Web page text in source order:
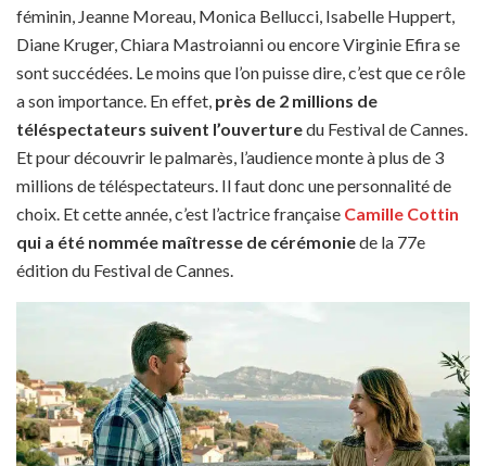
féminin, Jeanne Moreau, Monica Bellucci, Isabelle Huppert,
Diane Kruger, Chiara Mastroianni ou encore Virginie Efira se
sont succédées. Le moins que l’on puisse dire, c’est que ce rôle
a son importance. En effet, près de 2 millions de
téléspectateurs suivent l’ouverturedu Festival de Cannes.
Et pour découvrir le palmarès, l’audience monte à plus de 3
millions de téléspectateurs. Il faut donc une personnalité de
choix. Et cette année, c’est l’actrice française Camille Cottin
qui a été nommée maîtresse de cérémoniede la 77e
édition du Festival de Cannes.